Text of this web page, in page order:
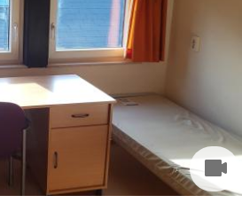
des Dinandiers 22 - 309, dans le
un communautaire de 10 chambres
Central, dans le quartier des Bruyères,
de l'Université (à 4 minutes à pied), et
commerces et facultés multiples. A 1...